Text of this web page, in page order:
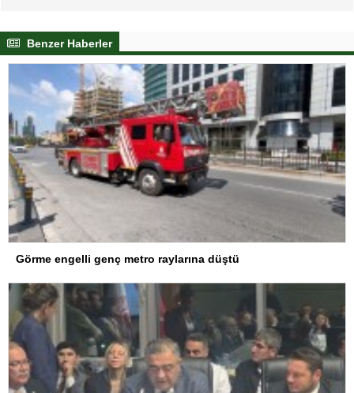
Benzer Haberler
Görme engelli genç metro raylarına düştü